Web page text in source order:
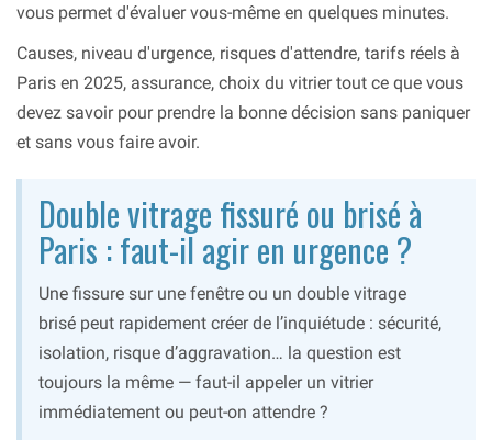
vous permet d'évaluer vous-même en quelques minutes.
Causes, niveau d'urgence, risques d'attendre, tarifs réels à
Paris en 2025, assurance, choix du vitrier tout ce que vous
devez savoir pour prendre la bonne décision sans paniquer
et sans vous faire avoir.
Double vitrage fissuré ou brisé à
Paris : faut-il agir en urgence ?
Une fissure sur une fenêtre ou un double vitrage
brisé peut rapidement créer de l’inquiétude : sécurité,
isolation, risque d’aggravation… la question est
toujours la même — faut-il appeler un vitrier
immédiatement ou peut-on attendre ?